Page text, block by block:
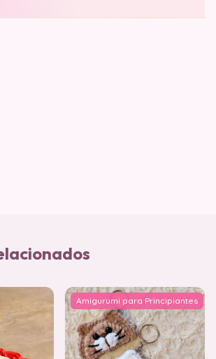
Amigurumi para Principiantes